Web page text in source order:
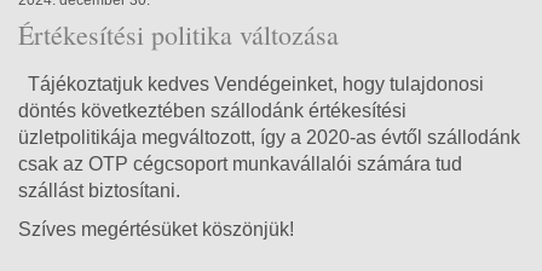
Értékesítési politika változása
Tájékoztatjuk kedves Vendégeinket, hogy tulajdonosi
döntés következtében szállodánk értékesítési
üzletpolitikája megváltozott, így a 2020-as évtől szállodánk
csak az OTP cégcsoport munkavállalói számára tud
szállást biztosítani.
Szíves megértésüket köszönjük!